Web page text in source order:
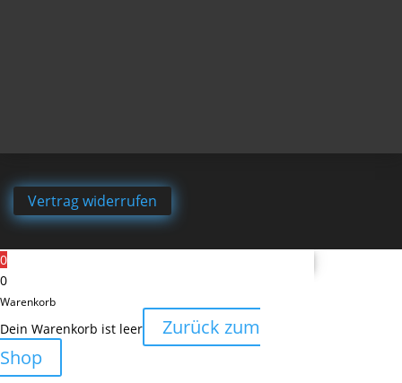
Vertrag widerrufen
0
0
Warenkorb
Dein Warenkorb ist leer
Zurück zum
Shop